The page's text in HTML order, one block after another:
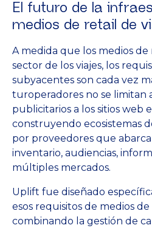
El futuro de la
medios de retail de
A medida que los medios
sector de los viajes, los
subyacentes son cada vez
turoperadores no se limitan
publicitarios a los sitios web
construyendo ecosistemas
por proveedores que
inventario, audiencias,
múltiples mercados.
Uplift fue diseñado
esos requisitos de medios
combinando la gestión de